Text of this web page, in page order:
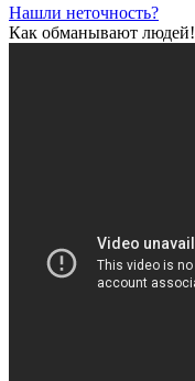
Нашли неточность?
Как обманывают людей!